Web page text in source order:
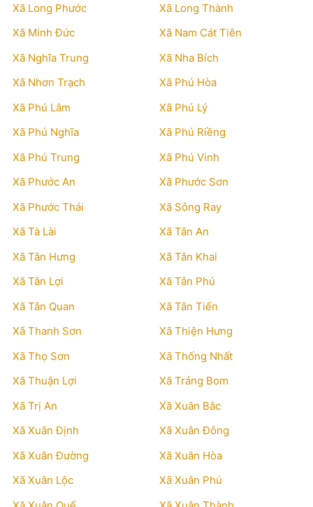
Xã Long Phước
Xã Long Thành
Xã Minh Đức
Xã Nam Cát Tiên
Xã Nghĩa Trung
Xã Nha Bích
Xã Nhơn Trạch
Xã Phú Hòa
Xã Phú Lâm
Xã Phú Lý
Xã Phú Nghĩa
Xã Phú Riềng
Xã Phú Trung
Xã Phú Vinh
Xã Phước An
Xã Phước Sơn
Xã Phước Thái
Xã Sông Ray
Xã Tà Lài
Xã Tân An
Xã Tân Hưng
Xã Tân Khai
Xã Tân Lợi
Xã Tân Phú
Xã Tân Quan
Xã Tân Tiến
Xã Thanh Sơn
Xã Thiện Hưng
Xã Thọ Sơn
Xã Thống Nhất
Xã Thuận Lợi
Xã Trảng Bom
Xã Trị An
Xã Xuân Bắc
Xã Xuân Định
Xã Xuân Đông
Xã Xuân Đường
Xã Xuân Hòa
Xã Xuân Lộc
Xã Xuân Phú